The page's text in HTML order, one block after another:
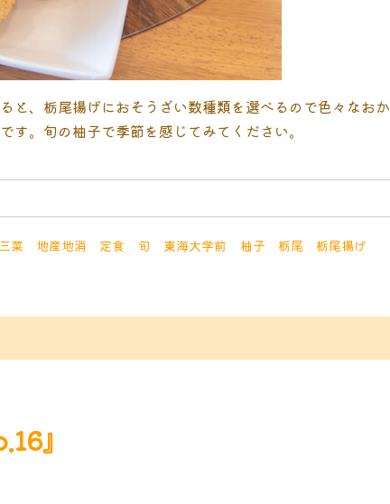
と、栃尾揚げにおそうざい数種類を選べるので色々なおか
す。旬の柚子で季節を感じてみてください。
菜 地産地消 定食 旬 東海大学前 柚子 栃尾
栃尾揚げ
』